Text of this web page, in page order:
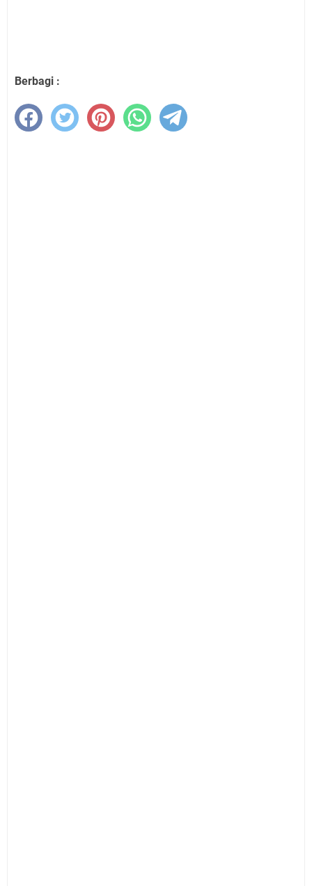
Berbagi :